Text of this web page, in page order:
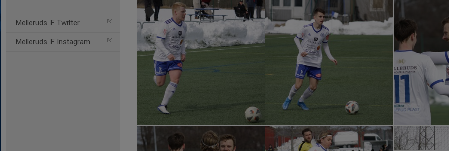
Melleruds IF Twitter
Melleruds IF Instagram